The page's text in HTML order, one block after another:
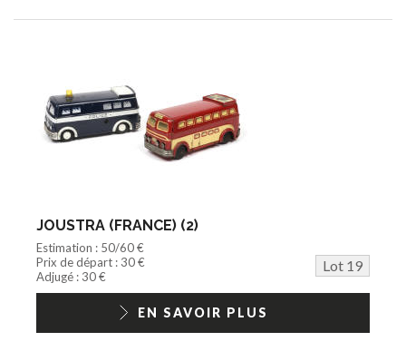
JOUSTRA (FRANCE) (2)
Estimation : 50/60 €
Prix de départ : 30 €
Lot 19
Adjugé : 30 €
EN SAVOIR PLUS